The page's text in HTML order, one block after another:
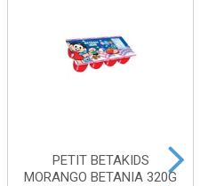
PETIT BETAKIDS
MORANGO BETANIA 320G